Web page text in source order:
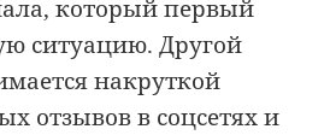
который первый
ситуацию. Другой
накруткой
отзывов в соцсетях и